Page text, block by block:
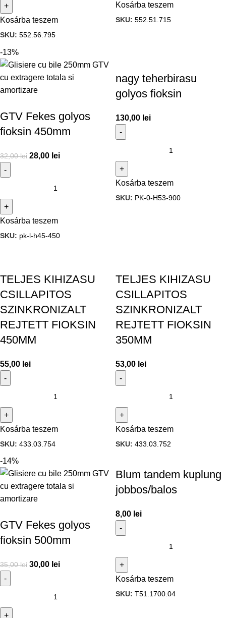
Kosárba teszem
SKU: 552.56.795
Kosárba teszem
SKU: 552.51.715
-13%
GTV Fekes golyos
fioksin 450mm
32,00lei 28,00 lei
Kosárba teszem
SKU: pk-l-h45-450
nagy teherbirasu
golyos fioksin
130,00 lei
Kosárba teszem
SKU: PK-0-H53-900
TELJES KIHIZASU
CSILLAPITOS
SZINKRONIZALT
REJTETT FIOKSIN
450MM
55,00 lei
Kosárba teszem
SKU: 433.03.754
TELJES KIHIZASU
CSILLAPITOS
SZINKRONIZALT
REJTETT FIOKSIN
350MM
53,00 lei
Kosárba teszem
SKU: 433.03.752
-14%
GTV Fekes golyos
fioksin 500mm
35,00lei 30,00 lei
Blum tandem kuplung
jobbos/balos
8,00 lei
Kosárba teszem
SKU: T51.1700.04